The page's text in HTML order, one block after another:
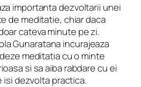
importanta dezvoltarii unei
de meditatie, chiar daca
cateva minute pe zi.
Gunaratana incurajeaza
meditatia cu o minte
si sa aiba rabdare cu ei
isi dezvolta practica.